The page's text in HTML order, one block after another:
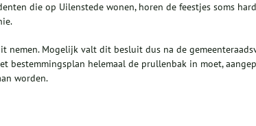
die op Uilenstede wonen, horen de feestjes soms
nemen. Mogelijk valt dit besluit dus na de
bestemmingsplan helemaal de prullenbak in moet,
worden.